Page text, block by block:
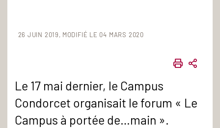
26 JUIN 2019 MODIFIÉ LE 04 MARS 2020
Le 17 mai dernier, le Campus
Condorcet organisait le forum « Le
Campus à portée de…main ».